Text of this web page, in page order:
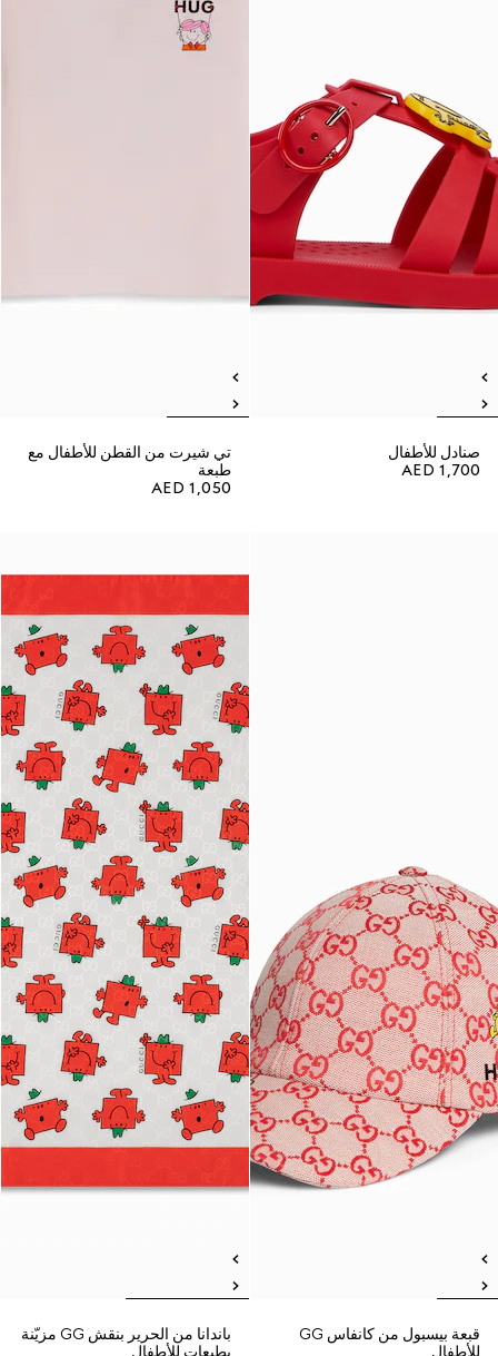
صنادل للأطفال
AED 1,700
تي شيرت من القطن للأطفال مع
طبعة
AED 1,050
قبعة بيسبول من كانفاس GG
للأطفال
باندانا من الحرير بنقش GG مزيّنة
بطبعات للأطفال